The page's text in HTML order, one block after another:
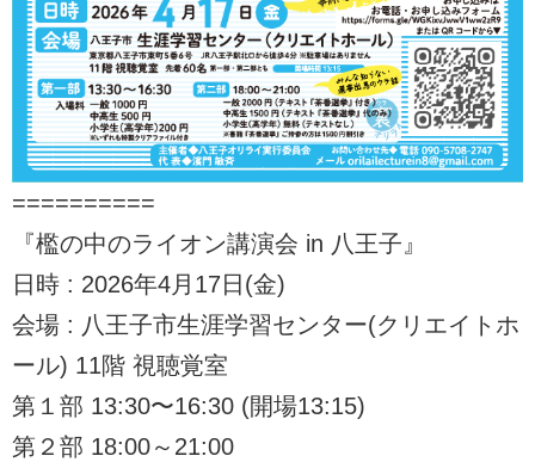
==========
『檻の中のライオン講演会 in 八王子』
日時 : 2026年4月17日(金)
会場 : 八王子市生涯学習センター(クリエイトホ
ール) 11階 視聴覚室
第１部 13:30〜16:30 (開場13:15)
第２部 18:00～21:00